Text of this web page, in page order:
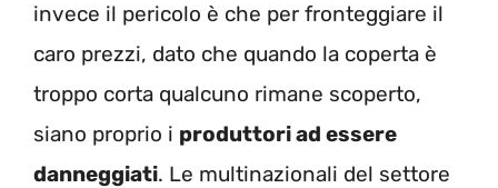
invece il pericolo è che per fronteggiare il
caro prezzi, dato che quando la coperta è
troppo corta qualcuno rimane scoperto,
siano proprio i produttori ad essere
danneggiati. Le multinazionali del settore